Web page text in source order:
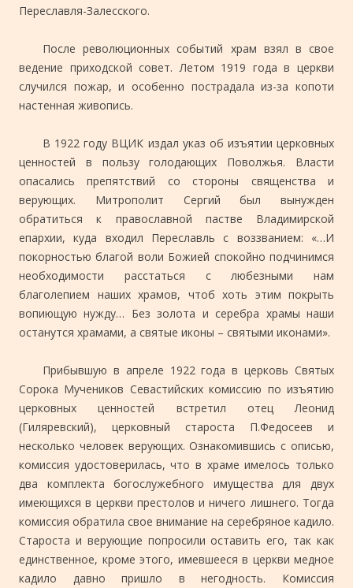
Переславля-Залесского.
После революционных событий храм взял в свое
ведение приходской совет. Летом 1919 года в церкви
случился пожар, и особенно пострадала из-за копоти
настенная живопись.
В 1922 году ВЦИК издал указ об изъятии церковных
ценностей в пользу голодающих Поволжья. Власти
опасались препятствий со стороны священства и
верующих. Митрополит Сергий был вынужден
обратиться к православной пастве Владимирской
епархии, куда входил Переславль с воззванием: «…И
покорностью благой воли Божией спокойно подчинимся
необходимости расстаться с любезными нам
благолепием наших храмов, чтоб хоть этим покрыть
вопиющую нужду… Без золота и серебра храмы наши
останутся храмами, а святые иконы – святыми иконами».
Прибывшую в апреле 1922 года в церковь Святых
Сорока Мучеников Севастийских комиссию по изъятию
церковных ценностей встретил отец Леонид
(Гиляревский), церковный староста П.Федосеев и
несколько человек верующих. Ознакомившись с описью,
комиссия удостоверилась, что в храме имелось только
два комплекта богослужебного имущества для двух
имеющихся в церкви престолов и ничего лишнего. Тогда
комиссия обратила свое внимание на серебряное кадило.
Староста и верующие попросили оставить его, так как
единственное, кроме этого, имевшееся в церкви медное
кадило давно пришло в негодность. Комиссия